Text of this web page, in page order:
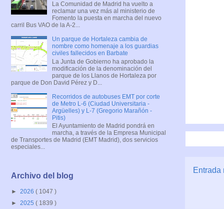
Entrada
La Comunidad de Madrid ha vuelto a
reclamar una vez más al ministerio de
Fomento la puesta en marcha del nuevo
carril Bus VAO de la A-2...
Un parque de Hortaleza cambia de
nombre como homenaje a los guardias
civiles fallecidos en Barbate
La Junta de Gobierno ha aprobado la
modificación de la denominación del
parque de los Llanos de Hortaleza por
parque de Don David Pérez y D...
Recorridos de autobuses EMT por corte
de Metro L-6 (Ciudad Universitaria -
Argüelles) y L-7 (Gregorio Marañón -
Pitis)
El Ayuntamiento de Madrid pondrá en
marcha, a través de la Empresa Municipal
de Transportes de Madrid (EMT Madrid), dos servicios
especiales...
Archivo del blog
► 2026 ( 1047 )
► 2025 ( 1839 )